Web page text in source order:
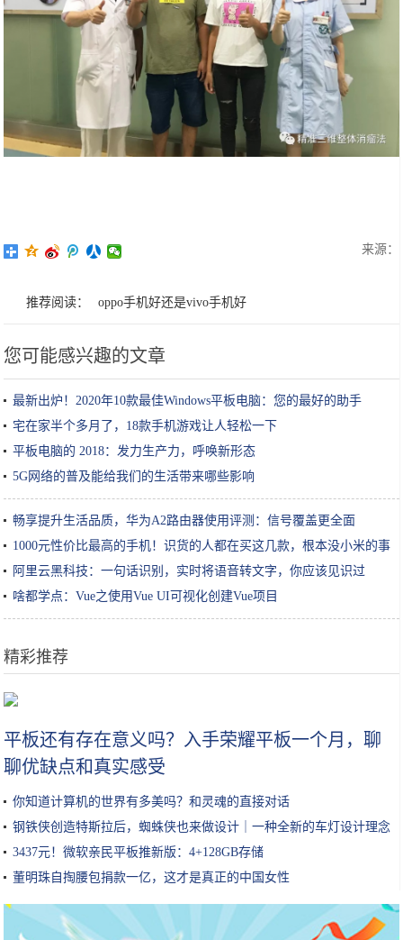
来源：
推荐阅读： oppo手机好还是vivo手机好
您可能感兴趣的文章
最新出炉！2020年10款最佳Windows平板电脑：您的最好的助手
宅在家半个多月了，18款手机游戏让人轻松一下​
平板电脑的 2018：发力生产力，呼唤新形态
5G网络的普及能给我们的生活带来哪些影响
畅享提升生活品质，华为A2路由器使用评测：信号覆盖更全面
1000元性价比最高的手机！识货的人都在买这几款，根本没小米的事
阿里云黑科技：一句话识别，实时将语音转文字，你应该见识过
啥都学点：Vue之使用Vue UI可视化创建Vue项目
精彩推荐
平板还有存在意义吗？入手荣耀平板一个月，聊
聊优缺点和真实感受
你知道计算机的世界有多美吗？和灵魂的直接对话
钢铁侠创造特斯拉后，蜘蛛侠也来做设计｜一种全新的车灯设计理念
3437元！微软亲民平板推新版：4+128GB存储
董明珠自掏腰包捐款一亿，这才是真正的中国女性